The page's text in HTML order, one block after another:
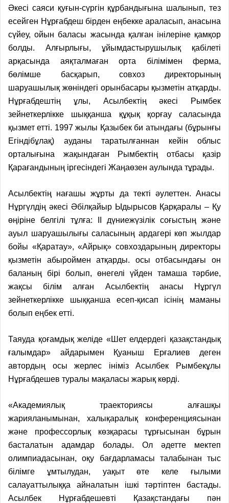
Әкесі саяси қуғын-сүргін құрбандығына шалынып, тез
есейген Нұрғабдеш бірден еңбекке араласып, анасына
сүйеу, ойын баласы жасында қалған інілеріне қамқор
болды. Алғырлығы, ұйымдастырушылық қабілеті
арқасында аяқталмаған орта білімімен ферма,
бөлімше басқарып, совхоз директорының
шаруашылық жөніндегі орынбасары қызметін атқарды.
Нұрғабдештің ұлы, Асылбектің әкесі Рымбек
зейнеткерлікке шыққанша құқық қорғау саласында
қызмет етті. 1997 жылы Қазыбек би атындағы (бұрынғы
Егіндібұлақ) ауданы таратылғаннан кейін облыс
орталығына жақындаған Рымбектің отбасы қазір
Қарағандының іргесіндегі Жаңаөзен аулында тұрады.
Асылбектің нағашы жұрты да текті әулеттен. Анасы
Нұргүлдің әкесі Әбілқайыр Ыдырысов Қарқаралы – Қу
өңіріне белгілі тұлға: ІІ дүниежүзілік соғыстың және
ауыл шаруашылығы саласының ардагері көп жылдар
бойы «Қаратау», «Айрық» совхоздарының директоры
қызметін абыроймен атқарды. осы отбасындағы он
баланың бірі болып, өнегелі үйден тамаша тәрбие,
жақсы білім алған Асылбектің анасы Нұргүл
зейнеткерлікке шыққанша есеп-қисап ісінің маманы
болып еңбек етті.
Таяуда қоғамдық желіде «Шет елдердегі қазақстандық
ғалымдар» айдарымен Қуаныш Ерғалиев деген
автордың осы жерлес ініміз Асылбек Рымбекұлы
Нұрғабдешев туралы мақаласы жарық көрді.
«Академиялық траекториясы алғашқы
жарияланымынан, халықаралық конференциясынан
және профессорлық көзқарасы тұрғысынан бұрын
басталатын адамдар болады. Ол әдетте мектеп
олимпиадасынан, оқу бағдарламасы талабынан тыс
білімге ұмтылудан, уақыт өте келе ғылыми
салауаттылыққа айналатын ішкі тәртіптен бастады.
Асылбек Нұрғабдешевті Қазақстандағы пән